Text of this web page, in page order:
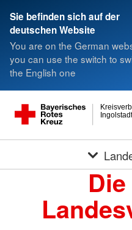
Sie befinden sich auf der
deutschen Website
You are on the German
you can use the switch to
the English one